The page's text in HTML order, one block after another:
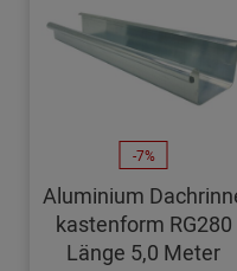
-7%
Aluminium
kastenform RG280
Länge 5,0 Meter